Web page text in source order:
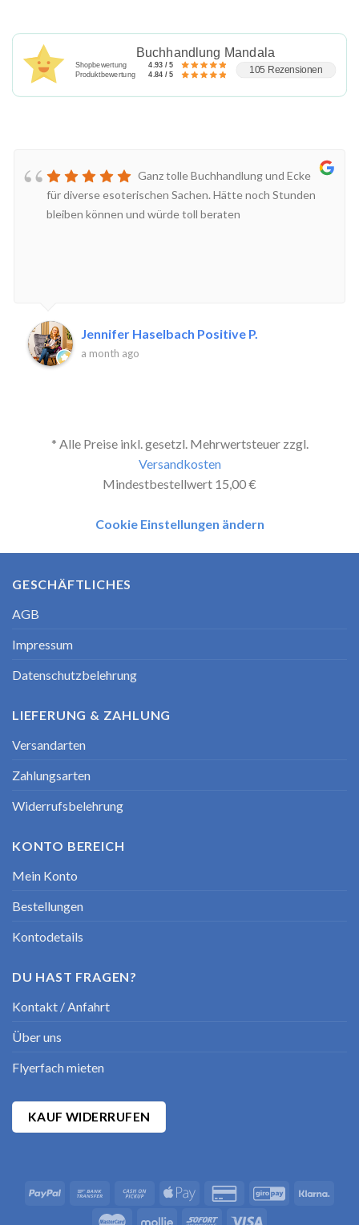
Buchhandlung Mandala
Shopbewertung 4.93 / 5
Produktbewertung 4.84 / 5 105 Rezensionen
Ganz tolle Buchhandlung und Ecke
für diverse esoterischen Sachen. Hätte noch Stunden
bleiben können und würde toll beraten
Jennifer Haselbach Positive P.
a month ago
* Alle Preise inkl. gesetzl. Mehrwertsteuer zzgl.
Versandkosten
Mindestbestellwert 15,00 €
Cookie Einstellungen ändern
GESCHÄFTLICHES
AGB
Impressum
Datenschutzbelehrung
LIEFERUNG & ZAHLUNG
Versandarten
Zahlungsarten
Widerrufsbelehrung
KONTO BEREICH
Mein Konto
Bestellungen
Kontodetails
DU HAST FRAGEN?
Kontakt / Anfahrt
Über uns
Flyerfach mieten
KAUF WIDERRUFEN